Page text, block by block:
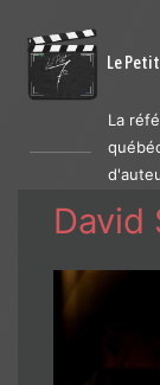
Le
La
David